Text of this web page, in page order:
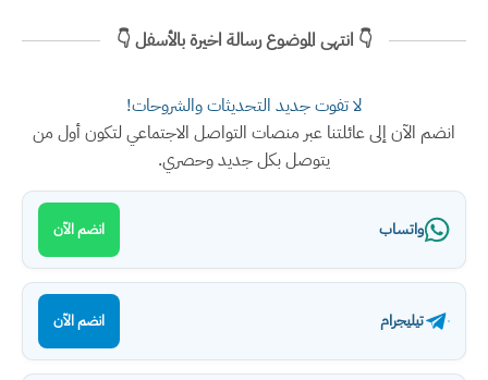
👇 انتهى الموضوع رسالة اخيرة بالأسفل 👇
لا تفوت جديد التحديثات والشروحات!
انضم الآن إلى عائلتنا عبر منصات التواصل الاجتماعي لتكون أول من
يتوصل بكل جديد وحصري.
واتساب انضم الآن
تيليجرام انضم الآن